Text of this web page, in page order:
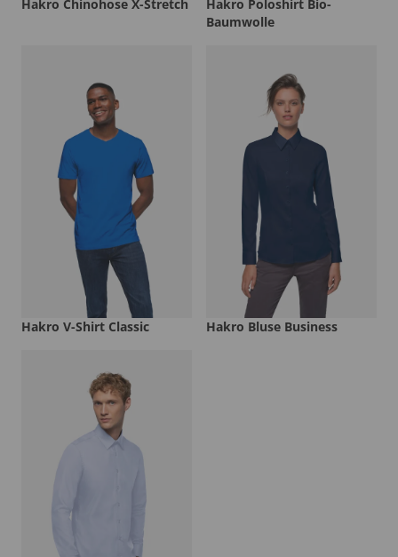
Hakro Chinohose X-Stretch
Hakro Poloshirt Bio-
Baumwolle
Hakro V-Shirt Classic Hakro Bluse Business